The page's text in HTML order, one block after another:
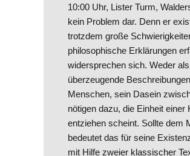
10:00 Uhr, Lister Turm,
kein Problem dar. Denn er
trotzdem große
philosophische Erklärungen
widersprechen sich. Weder
überzeugende
Menschen, sein Dasein
nötigen dazu, die Einheit
entziehen scheint. Sollte dem
bedeutet das für seine
mit Hilfe zweier klassischer